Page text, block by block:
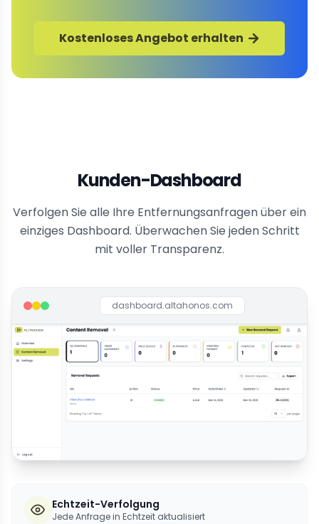
Kostenloses Angebot erhalten
Kunden-Dashboard
Verfolgen Sie alle Ihre Entfernungsanfragen über ein
einziges Dashboard. Überwachen Sie jeden Schritt
mit voller Transparenz.
dashboard.altahonos.com
Echtzeit-Verfolgung
Jede Anfrage in Echtzeit aktualisiert